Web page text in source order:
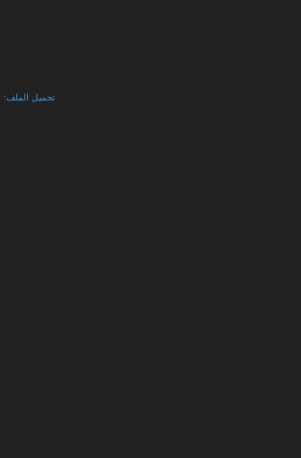
تحميل الملف: http://www.s-maj-news.net/wp-content/uploads/2020/04/VID-20200404-WA0519.mp4?_=3